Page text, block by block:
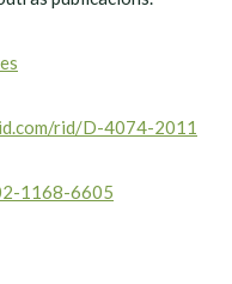
rid/D-4074-2011
1168-6605